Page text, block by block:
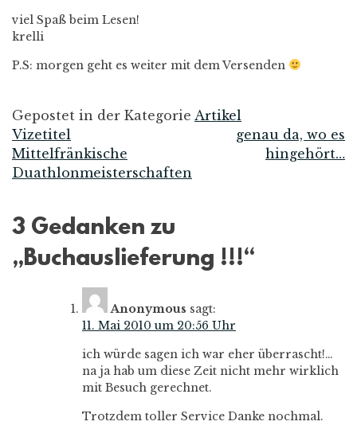
viel Spaß beim Lesen!
krelli
P.S: morgen geht es weiter mit dem Versenden
Gepostet in der Kategorie Artikel
Beitrags-
Navigation
Vizetitel
Mittelfränkische
Duathlonmeisterschaften
genau da, wo es
hingehört…
3 Gedanken zu
„Buchauslieferung !!!“
Anonymous sagt:
11. Mai 2010 um 20:56 Uhr
ich würde sagen ich war eher überrascht!…
na ja hab um diese Zeit nicht mehr wirklich
mit Besuch gerechnet.
Trotzdem toller Service Danke nochmal.